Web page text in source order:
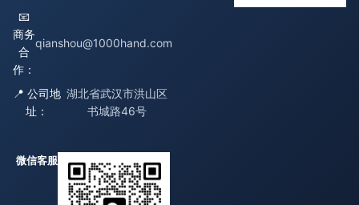
📧
商务
合
作：
qianshou@1000hand.com
📍 公司地
址：
湖北省武汉市洪山区
书城路46号
微信客服